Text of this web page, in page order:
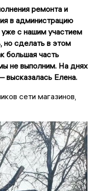
ремонта и
в администрацию
с нашим участием
но сделать в этом
большая часть
не выполним. На днях
высказалась Елена.
сети магазинов,